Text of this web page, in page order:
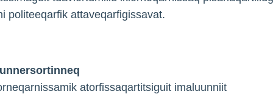
politeeqarfik attaveqarfigissavat.
atorfissaqartitsiguit imaluunniit